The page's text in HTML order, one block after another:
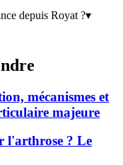
depuis Royat ?▾
mécanismes et
majeure
l'arthrose ? Le